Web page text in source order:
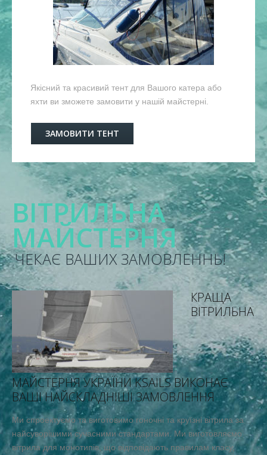
Якісний та красивий тент для Вашого катера або
яхти ви зможете замовити у нашій майстерні.
ЗАМОВИТИ ТЕНТ
ВІТРИЛЬНА
МАЙСТЕРНЯ
ЧЕКАЄ ВАШИХ ЗАМОВЛЕННЬ!
КРАЩА
ВІТРИЛЬНА
МАЙСТЕРНЯ УКРАЇНИ KSAILS ВИКОНАЄ
ВАШІ НАЙСКЛАДНІШІ ЗАМОВЛЕННЯ
Ми спроектуємо та виготовимо гоночні та круїзні вітрила за
найсуворішими сучасними стандартами. Ми виготовляємо
вітрила для монотипів, що відповідають правилам класу,